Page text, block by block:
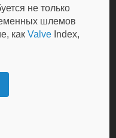
не только
шлемов
какValve Index,